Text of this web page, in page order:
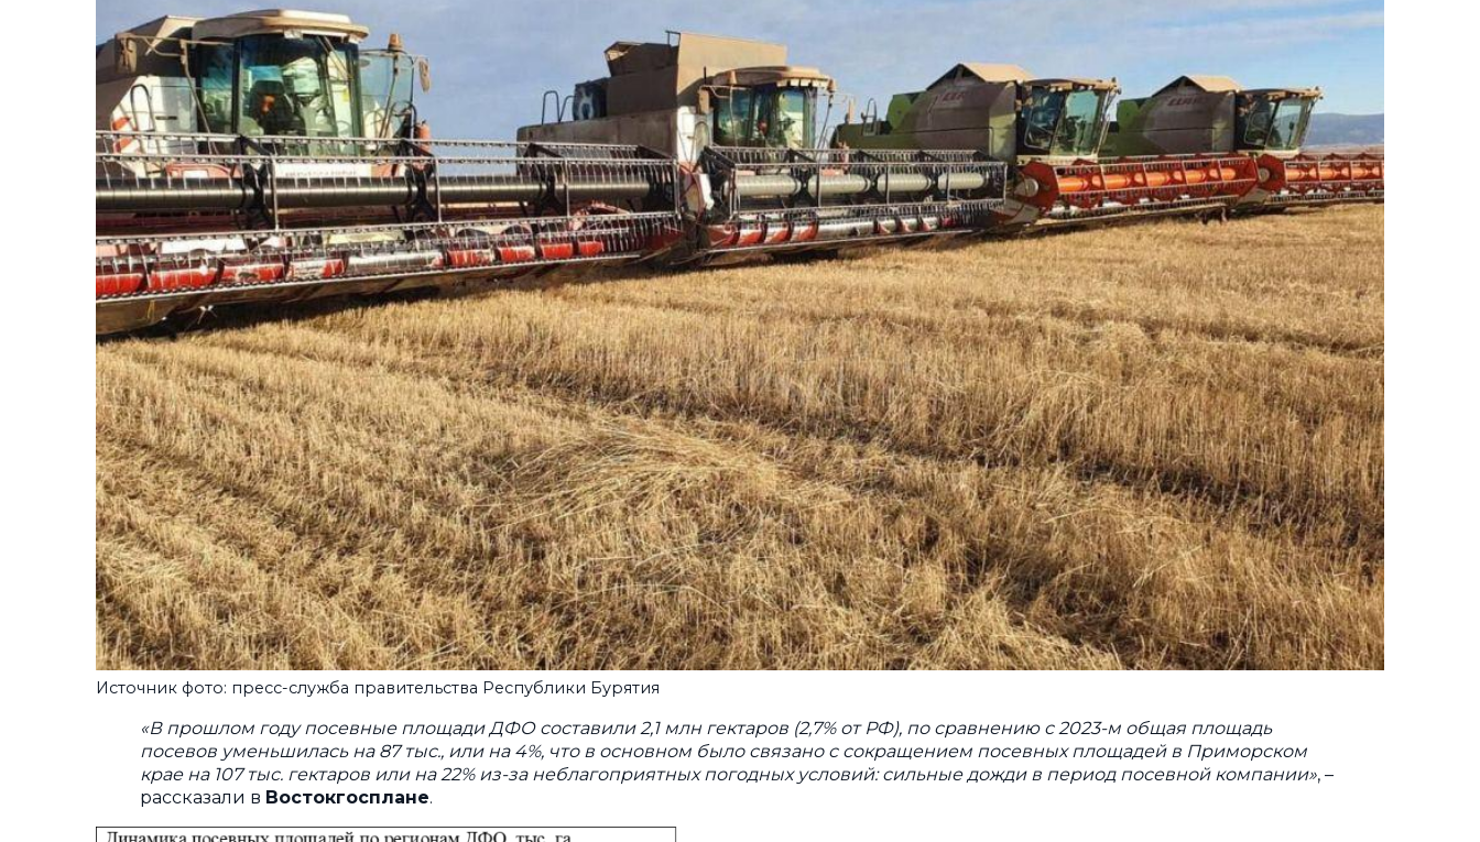
Источник фото: пресс-служба правительства Республики Бурятия
«В прошлом году посевные площади ДФО составили 2,1 млн гектаров (2,7% от РФ), по сравнению с 2023-м общая площадь
посевов уменьшилась на 87 тыс., или на 4%, что в основном было связано с сокращением посевных площадей в Приморском
крае на 107 тыс. гектаров или на 22% из-за неблагоприятных погодных условий: сильные дожди в период посевной компании», –
рассказали в Востокгосплане.